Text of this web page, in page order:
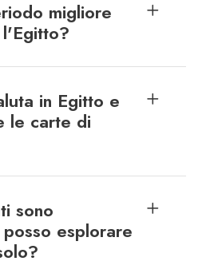
migliore
in Egitto e
le carte di
sono
esplorare